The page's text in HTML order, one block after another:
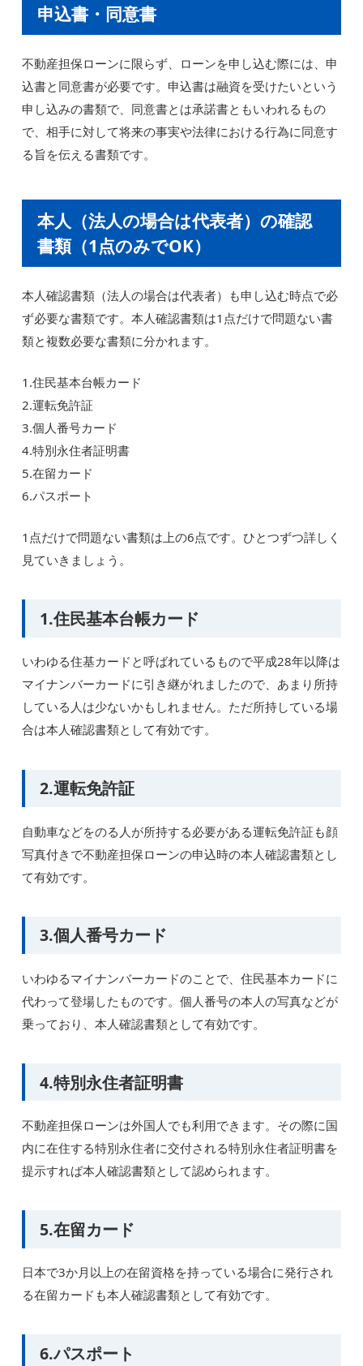
申込書・同意書
不動産担保ローンに限らず、ローンを申し込む際には、申
込書と同意書が必要です。申込書は融資を受けたいという
申し込みの書類で、同意書とは承諾書ともいわれるもの
で、相手に対して将来の事実や法律における行為に同意す
る旨を伝える書類です。
本人（法人の場合は代表者）の確認
書類（1点のみでOK）
本人確認書類（法人の場合は代表者）も申し込む時点で必
ず必要な書類です。本人確認書類は1点だけで問題ない書
類と複数必要な書類に分かれます。
1.住民基本台帳カード
2.運転免許証
3.個人番号カード
4.特別永住者証明書
5.在留カード
6.パスポート
1点だけで問題ない書類は上の6点です。ひとつずつ詳しく
見ていきましょう。
1.住民基本台帳カード
いわゆる住基カードと呼ばれているもので平成28年以降は
マイナンバーカードに引き継がれましたので、あまり所持
している人は少ないかもしれません。ただ所持している場
合は本人確認書類として有効です。
2.運転免許証
自動車などをのる人が所持する必要がある運転免許証も顔
写真付きで不動産担保ローンの申込時の本人確認書類とし
て有効です。
3.個人番号カード
いわゆるマイナンバーカードのことで、住民基本カードに
代わって登場したものです。個人番号の本人の写真などが
乗っており、本人確認書類として有効です。
4.特別永住者証明書
不動産担保ローンは外国人でも利用できます。その際に国
内に在住する特別永住者に交付される特別永住者証明書を
提示すれば本人確認書類として認められます。
5.在留カード
日本で3か月以上の在留資格を持っている場合に発行され
る在留カードも本人確認書類として有効です。
6.パスポート